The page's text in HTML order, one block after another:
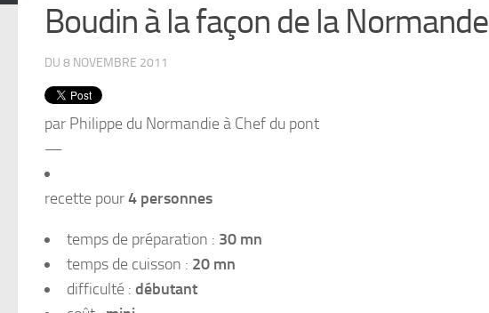
Boudin à la façon de la Normande
DU 8 NOVEMBRE 2011
par Philippe du Normandie à Chef du pont
—
recette pour4 personnes
temps de préparation : 30 mn
temps de cuisson : 20 mn
difficulté : débutant